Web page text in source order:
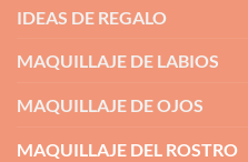
IDEAS DE REGALO
MAQUILLAJE DE LABIOS
MAQUILLAJE DE OJOS
MAQUILLAJE DEL ROSTRO